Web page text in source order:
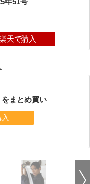
天で購入
をまとめ買い